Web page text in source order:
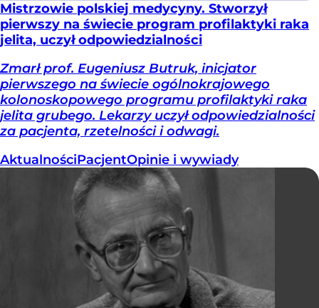
Mistrzowie polskiej medycyny. Stworzył
pierwszy na świecie program profilaktyki raka
jelita, uczył odpowiedzialności
Zmarł prof. Eugeniusz Butruk, inicjator
pierwszego na świecie ogólnokrajowego
kolonoskopowego programu profilaktyki raka
jelita grubego. Lekarzy uczył odpowiedzialności
za pacjenta, rzetelności i odwagi.
AktualnościPacjentOpinie i wywiady